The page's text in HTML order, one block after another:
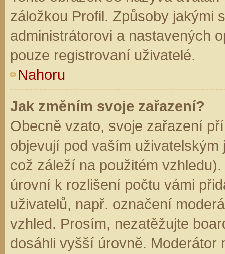
záložkou Profil. Způsoby jakými
administrátorovi a nastavených
pouze registrovaní uživatelé.
Nahoru
Jak změním svoje zařazení?
Obecně vzato, svoje zařazení
objevují pod vaším
což záleží na použitém
úrovní k rozlišení počtu vámi
uživatelů, např. označení
vzhled. Prosím, nezatěžujte
dosáhli vyšší úrovně. Moderátor